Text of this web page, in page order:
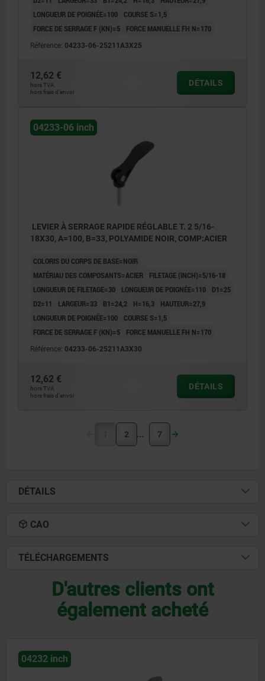
LONGUEUR DE POIGNÉE=100
COURSE S=1,5
FORCE DE SERRAGE F (KN)=5
FORCE MANUELLE FH N=170
Référence: 04233-06-25211A3X25
12,62 €
hors TVA
hors frais d’envoi
DÉTAILS
04233-06 inch
LEVIER À SERRAGE RAPIDE RÉGLABLE T. 2 5/16-
18X30, A=100, B=33, POLYAMIDE NOIR, COMP:ACIER
COLORIS DU CORPS DE BASE=NOIR
MATÉRIAU DES COMPOSANTS=ACIER
FILETAGE (INCH)=5/16-18
LONGUEUR DE FILETAGE=30
LONGUEUR DE POIGNÉE=110
D1=25
D2=11
LARGEUR=33 B1=24,2 H=16,3
HAUTEUR=27,9
LONGUEUR DE POIGNÉE=100
COURSE S=1,5
FORCE DE SERRAGE F (KN)=5
FORCE MANUELLE FH N=170
Référence: 04233-06-25211A3X30
12,62 €
hors TVA
hors frais d’envoi
DÉTAILS
1 2 7
DÉTAILS
CAO
TÉLÉCHARGEMENTS
D'autres clients ont
également acheté
04233 inch